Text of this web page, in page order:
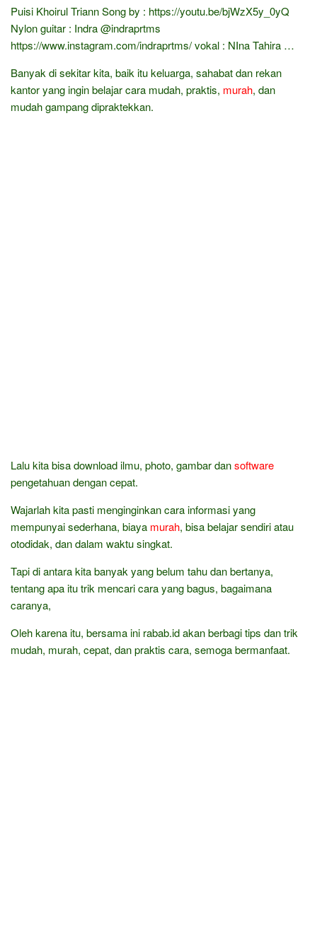
Puisi Khoirul Triann Song by : https://youtu.be/bjWzX5y_0yQ
Nylon guitar : Indra @indraprtms
https://www.instagram.com/indraprtms/ vokal : NIna Tahira …
Banyak di sekitar kita, baik itu keluarga, sahabat dan rekan
kantor yang ingin belajar cara mudah, praktis, murah, dan
mudah gampang dipraktekkan.
Lalu kita bisa download ilmu, photo, gambar dansoftware
pengetahuan dengan cepat.
Wajarlah kita pasti menginginkan cara informasi yang
mempunyai sederhana, biaya murah, bisa belajar sendiri atau
otodidak, dan dalam waktu singkat.
Tapi di antara kita banyak yang belum tahu dan bertanya,
tentang apa itu trik mencari cara yang bagus, bagaimana
caranya,
Oleh karena itu, bersama ini rabab.id akan berbagi tips dan trik
mudah, murah, cepat, dan praktis cara, semoga bermanfaat.